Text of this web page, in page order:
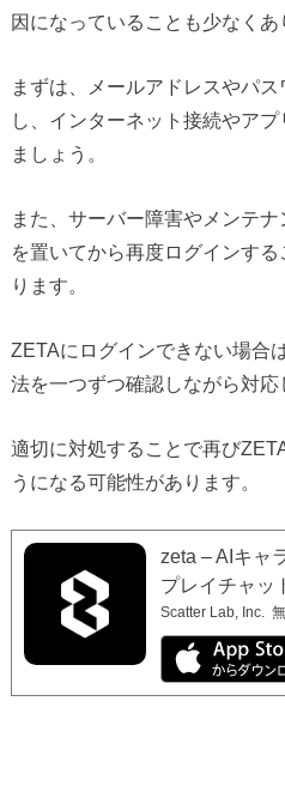
因になっていることも少なくあ
まずは、メールアドレスやパ
し、インターネット接続やア
ましょう。
また、サーバー障害やメンテ
を置いてから再度ログインす
ります。
ZETAにログインできない場合
法を一つずつ確認しながら対応
適切に対処することで再び
うになる可能性があります。
zeta – AIキャ
プレイチャッ
Scatter Lab, Inc.